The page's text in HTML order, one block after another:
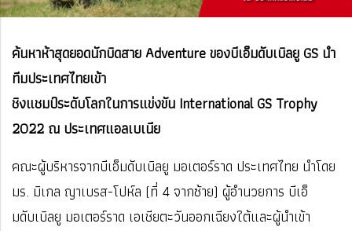
ค้นหาห้าสุดยอดนักบิดสาย Adventure ของบีเอ็มดับเบิลยู GS นำ
ทีมประเทศไทยเข้า
ชิงแชมป์ระดับโลกในการแข่งขัน International GS Trophy
2022 ณ ประเทศแอลเบเนีย
คณะผู้บริหารจากบีเอ็มดับเบิลยู มอเตอร์ราด ประเทศไทย นำโดย
มร. มิเกล ญาเบรส-โปห์ล (ที่ 4 จากซ้าย) ผู้อำนวยการ บีเอ็
มดับเบิลยู มอเตอร์ราด เอเชียตะวันออกเฉียงใต้และผู้นำเข้า